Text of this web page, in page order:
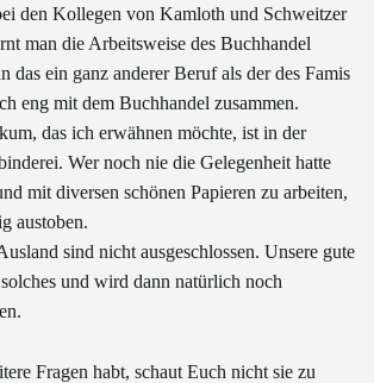
den Kollegen von Kamloth und Schweitzer
man die Arbeitsweise des Buchhandel
das ein ganz anderer Beruf als der des Famis
eng mit dem Buchhandel zusammen.
das ich erwähnen möchte, ist in der
Wer noch nie die Gelegenheit hatte
mit diversen schönen Papieren zu arbeiten,
austoben.
sind nicht ausgeschlossen. Unsere gute
und wird dann natürlich noch
Fragen habt, schaut Euch nicht sie zu